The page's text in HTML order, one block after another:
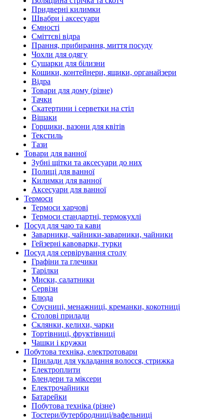
Придверні килимки
Швабри і аксесуари
Ємності
Сміттєві відра
Прання, прибирання, миття посуду
Чохли для одягу
Сушарки для білизни
Кошики, контейнери, ящики, органайзери
Відра
Товари для дому (різне)
Тачки
Скатертини і серветки на стіл
Вішаки
Горщики, вазони для квітів
Текстиль
Тази
Товари для ванної
Зубні щітки та аксесуари до них
Полиці для ванної
Килимки для ванної
Аксесуари для ванної
Термоси
Термоси харчові
Термоси стандартні, термокухлі
Посуд для чаю та кави
Заварники, чайники-заварники, чайники
Гейзерні кавоварки, турки
Посуд для сервірування столу
Графіни та глечики
Тарілки
Миски, салатники
Сервізи
Блюда
Соусниці, менажниці, креманки, кокотниці
Столові прилади
Склянки, келихи, чарки
Тортівниці, фруктівниці
Чашки і кружки
Побутова техніка, електротовари
Прилади для укладання волосся, стрижка
Електроплити
Блендери та міксери
Електрочайники
Батарейки
Побутова техніка (різне)
Тостери/бутербродниці/вафельниці